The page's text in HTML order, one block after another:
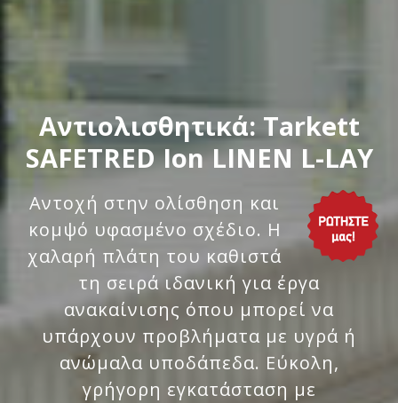
Αντιολισθητικά: Tarkett
SAFETRED Ion LINEN L-LAY
Αντοχή στην ολίσθηση και
κομψό υφασμένο σχέδιο. Η
χαλαρή πλάτη του καθιστά
τη σειρά ιδανική για έργα
ανακαίνισης όπου μπορεί να
υπάρχουν προβλήματα με υγρά ή
ανώμαλα υποδάπεδα. Εύκολη,
γρήγορη εγκατάσταση με